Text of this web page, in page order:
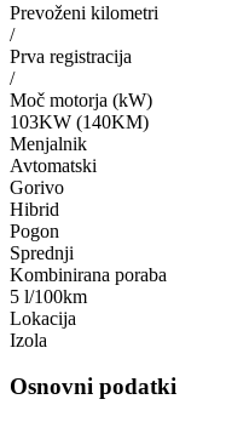
Prevoženi kilometri
/
Prva registracija
/
Moč motorja (kW)
103KW (140KM)
Menjalnik
Avtomatski
Gorivo
Hibrid
Pogon
Sprednji
Kombinirana poraba
5 l/100km
Lokacija
Izola
Osnovni podatki